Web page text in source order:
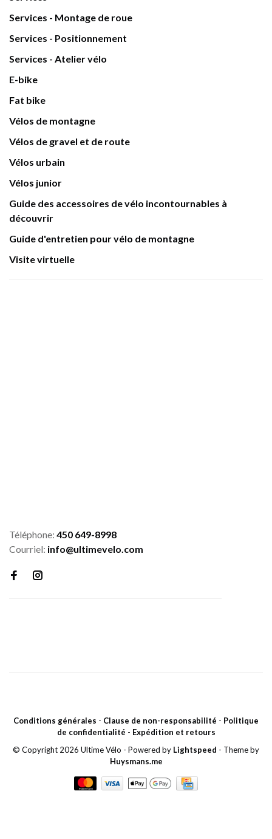
Services - Montage de roue
Services - Positionnement
Services - Atelier vélo
E-bike
Fat bike
Vélos de montagne
Vélos de gravel et de route
Vélos urbain
Vélos junior
Guide des accessoires de vélo incontournables à
découvrir
Guide d'entretien pour vélo de montagne
Visite virtuelle
Téléphone: 450 649-8998
Courriel: info@ultimevelo.com
Conditions générales - Clause de non-responsabilité - Politique
de confidentialité - Expédition et retours
© Copyright 2026 Ultime Vélo - Powered by Lightspeed - Theme by
Huysmans.me